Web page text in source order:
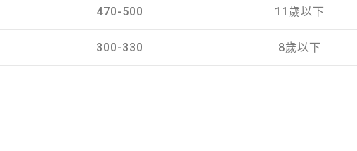
470-500 11歲以下
300-330 8歲以下